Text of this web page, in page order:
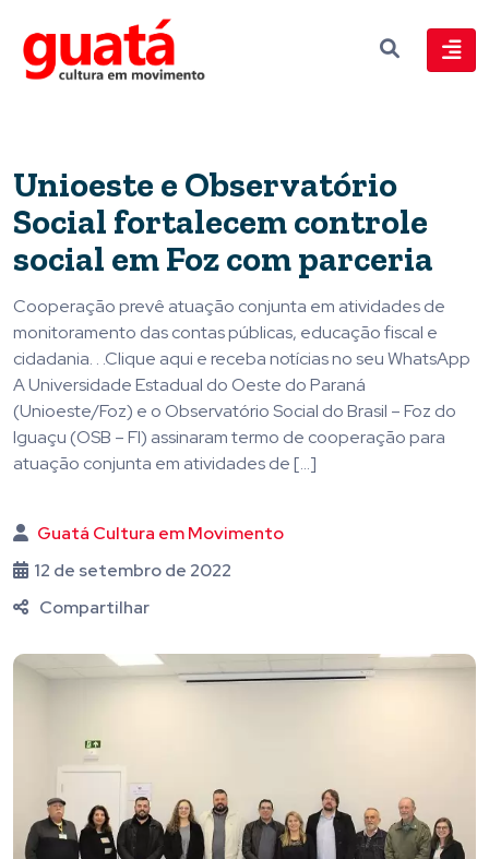
Unioeste e Observatório
Social fortalecem controle
social em Foz com parceria
Cooperação prevê atuação conjunta em atividades de
monitoramento das contas públicas, educação fiscal e
cidadania. . .Clique aqui e receba notícias no seu WhatsApp
A Universidade Estadual do Oeste do Paraná
(Unioeste/Foz) e o Observatório Social do Brasil – Foz do
Iguaçu (OSB – FI) assinaram termo de cooperação para
atuação conjunta em atividades de […]
Guatá Cultura em Movimento
12 de setembro de 2022
Compartilhar